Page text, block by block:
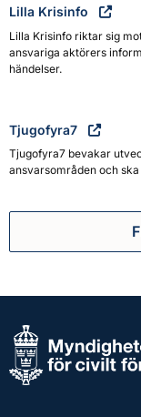
Lilla Krisinfo
Lilla Krisinfo riktar sig
ansvariga aktörers
händelser.
Tjugofyra7
Tjugofyra7 bevakar
ansvarsområden och